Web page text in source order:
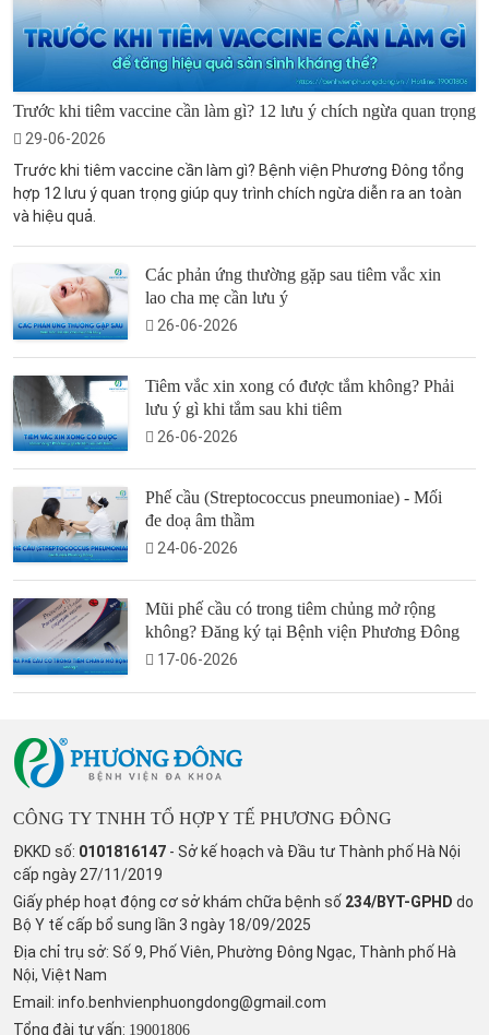
Trước khi tiêm vaccine cần làm gì? 12 lưu ý chích ngừa quan trọng
29-06-2026
Trước khi tiêm vaccine cần làm gì? Bệnh viện Phương Đông tổng
hợp 12 lưu ý quan trọng giúp quy trình chích ngừa diễn ra an toàn
và hiệu quả.
Các phản ứng thường gặp sau tiêm vắc xin
lao cha mẹ cần lưu ý
26-06-2026
Tiêm vắc xin xong có được tắm không? Phải
lưu ý gì khi tắm sau khi tiêm
26-06-2026
Phế cầu (Streptococcus pneumoniae) - Mối
đe doạ âm thầm
24-06-2026
Mũi phế cầu có trong tiêm chủng mở rộng
không? Đăng ký tại Bệnh viện Phương Đông
17-06-2026
CÔNG TY TNHH TỔ HỢP Y TẾ PHƯƠNG ĐÔNG
ĐKKD số: 0101816147 - Sở kế hoạch và Đầu tư Thành phố Hà Nội
cấp ngày 27/11/2019
Giấy phép hoạt động cơ sở khám chữa bệnh số 234/BYT-GPHD do
Bộ Y tế cấp bổ sung lần 3 ngày 18/09/2025
Địa chỉ trụ sở: Số 9, Phố Viên, Phường Đông Ngạc, Thành phố Hà
Nội, Việt Nam
Email: info.benhvienphuongdong@gmail.com
Tổng đài tư vấn: 19001806